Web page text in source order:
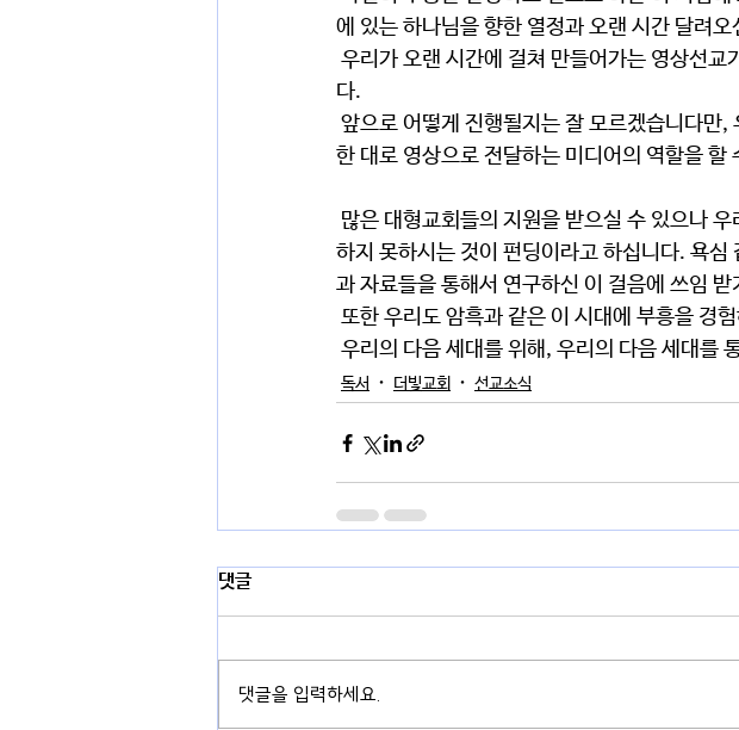
에 있는 하나님을 향한 열정과 오랜 시간 달려
다.
한 대로 영상으로 전달하는 미디어의 역할을 할
하지 못하시는 것이 펀딩이라고 하십니다. 욕
과 자료들을 통해서 연구하신 이 걸음에 쓰임 받
또한 우리도 암흑과 같은 이 시대에 부흥을 경
우리의 다음 세대를 위해, 우리의 다음 세대를
독서 더빛교회 선교소식
댓글
댓글을 입력하세요.